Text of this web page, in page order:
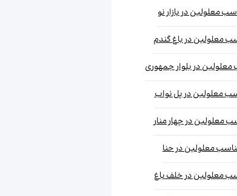
معلولین در بازار نو
معلولین در باغ گندم
در بلوار جمهوری
معلولین در پل نواب
معلولین در چهار منار
معلولین در حنا
معلولین در خلف باغ